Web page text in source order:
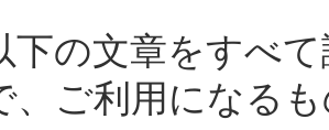
下の文章をすべ
、ご利用になる